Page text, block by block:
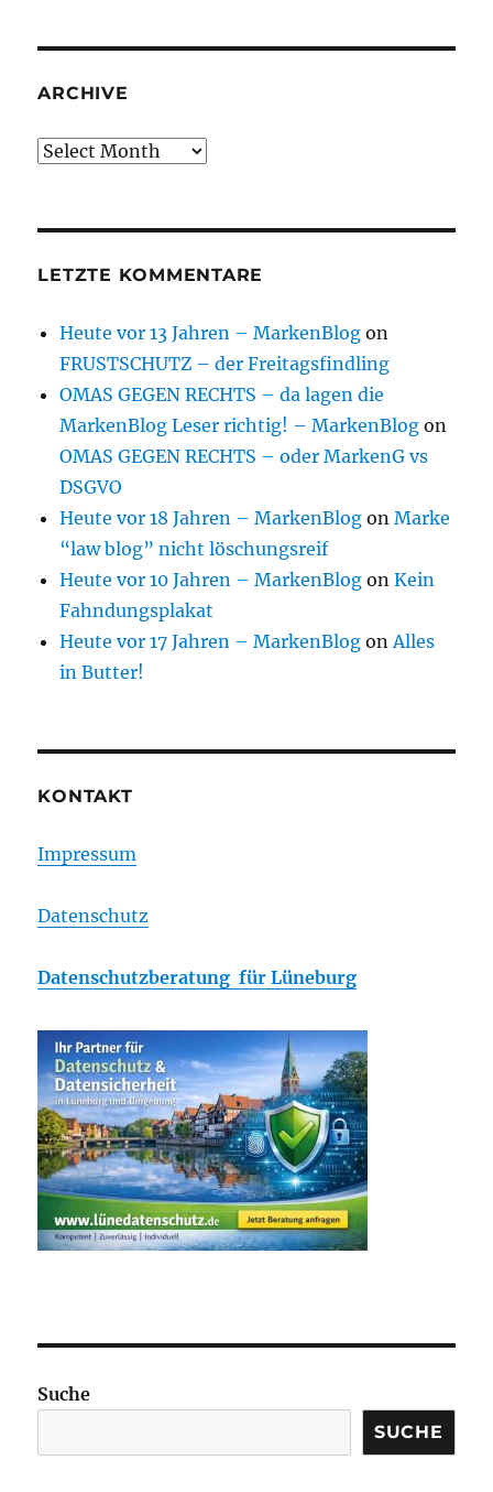
ARCHIVE
Archive
LETZTE KOMMENTARE
Heute vor 13 Jahren – MarkenBlog on
FRUSTSCHUTZ – der Freitagsfindling
OMAS GEGEN RECHTS – da lagen die
MarkenBlog Leser richtig! – MarkenBlog on
OMAS GEGEN RECHTS – oder MarkenG vs
DSGVO
Heute vor 18 Jahren – MarkenBlog onMarke
“law blog” nicht löschungsreif
Heute vor 10 Jahren – MarkenBlog onKein
Fahndungsplakat
Heute vor 17 Jahren – MarkenBlog onAlles
in Butter!
KONTAKT
Impressum
Datenschutz
Datenschutzberatung für Lüneburg
Suche
SUCHE